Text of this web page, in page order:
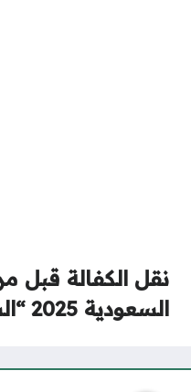
نقل الكفالة قبل
السعودية 2025 “الشروط والخطوات”